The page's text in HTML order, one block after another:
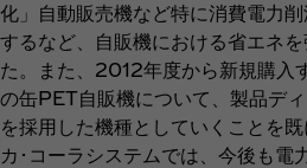
化」自動販売機など特に消費電力
するなど、自販機における省エネ
た。また、2012年度から新規購入
の缶PET自販機について、製品デ
を採用した機種としていくことを
カ･コーラシステムでは、今後も電